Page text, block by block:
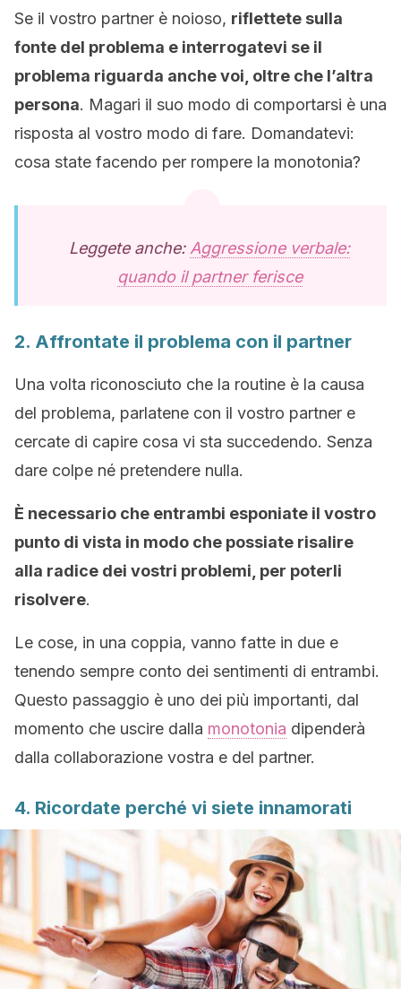
Se il vostro partner è noioso, riflettete sulla
fonte del problema e interrogatevi se il
problema riguarda anche voi, oltre che l’altra
persona. Magari il suo modo di comportarsi è una
risposta al vostro modo di fare. Domandatevi:
cosa state facendo per rompere la monotonia?
Leggete anche: Aggressione verbale:
quando il partner ferisce
2. Affrontate il problema con il partner
Una volta riconosciuto che la routine è la causa
del problema, parlatene con il vostro partner e
cercate di capire cosa vi sta succedendo. Senza
dare colpe né pretendere nulla.
È necessario che entrambi esponiate il vostro
punto di vista in modo che possiate risalire
alla radice dei vostri problemi, per poterli
risolvere.
Le cose, in una coppia, vanno fatte in due e
tenendo sempre conto dei sentimenti di entrambi.
Questo passaggio è uno dei più importanti, dal
momento che uscire dalla monotonia dipenderà
dalla collaborazione vostra e del partner.
4. Ricordate perché vi siete innamorati